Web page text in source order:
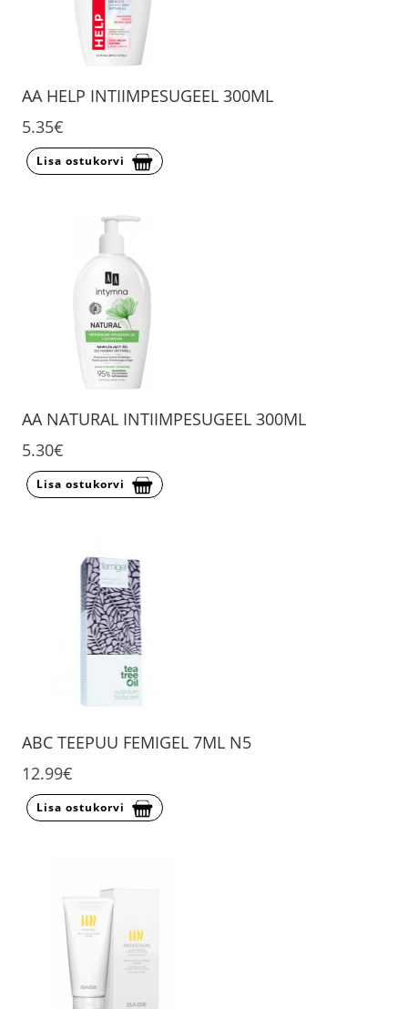
AA HELP INTIIMPESUGEEL 300ML
5.35€
Lisa ostukorvi
AA NATURAL INTIIMPESUGEEL 300ML
5.30€
Lisa ostukorvi
ABC TEEPUU FEMIGEL 7ML N5
12.99€
Lisa ostukorvi